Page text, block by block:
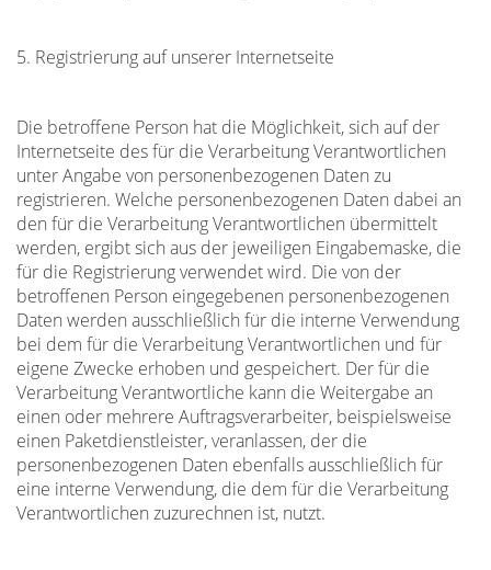
5. Registrierung auf unserer Internetseite
Die betroffene Person hat die Möglichkeit, sich auf der
Internetseite des für die Verarbeitung Verantwortlichen
unter Angabe von personenbezogenen Daten zu
registrieren. Welche personenbezogenen Daten dabei an
den für die Verarbeitung Verantwortlichen übermittelt
werden, ergibt sich aus der jeweiligen Eingabemaske, die
für die Registrierung verwendet wird. Die von der
betroffenen Person eingegebenen personenbezogenen
Daten werden ausschließlich für die interne Verwendung
bei dem für die Verarbeitung Verantwortlichen und für
eigene Zwecke erhoben und gespeichert. Der für die
Verarbeitung Verantwortliche kann die Weitergabe an
einen oder mehrere Auftragsverarbeiter, beispielsweise
einen Paketdienstleister, veranlassen, der die
personenbezogenen Daten ebenfalls ausschließlich für
eine interne Verwendung, die dem für die Verarbeitung
Verantwortlichen zuzurechnen ist, nutzt.